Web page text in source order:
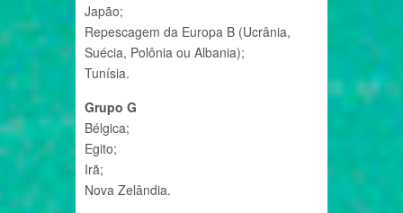
Japão;
Repescagem da Europa B (Ucrânia,
Suécia, Polônia ou Albania);
Tunísia.
Grupo G
Bélgica;
Egito;
Irã;
Nova Zelândia.